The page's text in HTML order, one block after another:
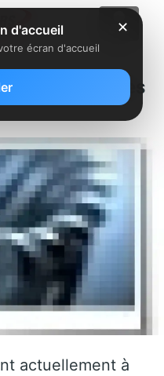
téléphoniques
actuellement à
✕
d'accueil
écran d'accueil